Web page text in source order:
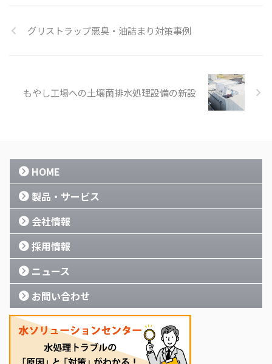
グリストラップ悪臭・油詰まり対策事例
もやし工場への土壌菌排水処理設備の新設
HOME
製品・サービス
会社情報
採用情報
ニュース
お問い合わせ